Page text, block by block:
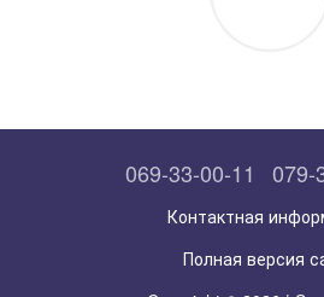
069-33-00-11 079-
Контактная
Полная версия